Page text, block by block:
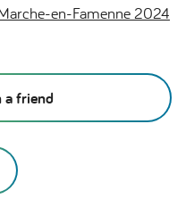
en-Famenne 2024
a friend